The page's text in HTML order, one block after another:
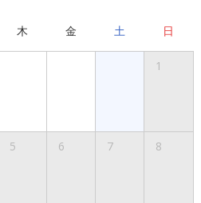
木 金 土 日
1
5 6 7 8